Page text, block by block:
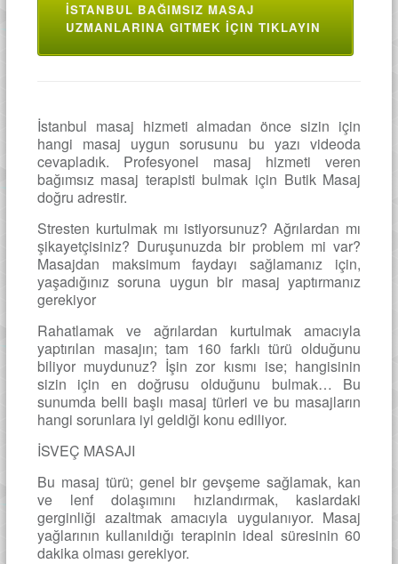
İSTANBUL BAĞIMSIZ MASAJ
UZMANLARINA GITMEK İÇIN TIKLAYIN
İstanbul masaj hizmeti almadan önce sizin için
hangi masaj uygun sorusunu bu yazı videoda
cevapladık. Profesyonel masaj hizmeti veren
bağımsız masaj terapisti bulmak için Butik Masaj
doğru adrestir.
Stresten kurtulmak mı istiyorsunuz? Ağrılardan mı
şikayetçisiniz? Duruşunuzda bir problem mi var?
Masajdan maksimum faydayı sağlamanız için,
yaşadığınız soruna uygun bir masaj yaptırmanız
gerekiyor
Rahatlamak ve ağrılardan kurtulmak amacıyla
yaptırılan masajın; tam 160 farklı türü olduğunu
biliyor muydunuz? İşin zor kısmı ise; hangisinin
sizin için en doğrusu olduğunu bulmak… Bu
sunumda belli başlı masaj türleri ve bu masajların
hangi sorunlara iyi geldiği konu ediliyor.
İSVEÇ MASAJI
Bu masaj türü; genel bir gevşeme sağlamak, kan
ve lenf dolaşımını hızlandırmak, kaslardaki
gerginliği azaltmak amacıyla uygulanıyor. Masaj
yağlarının kullanıldığı terapinin ideal süresinin 60
dakika olması gerekiyor.